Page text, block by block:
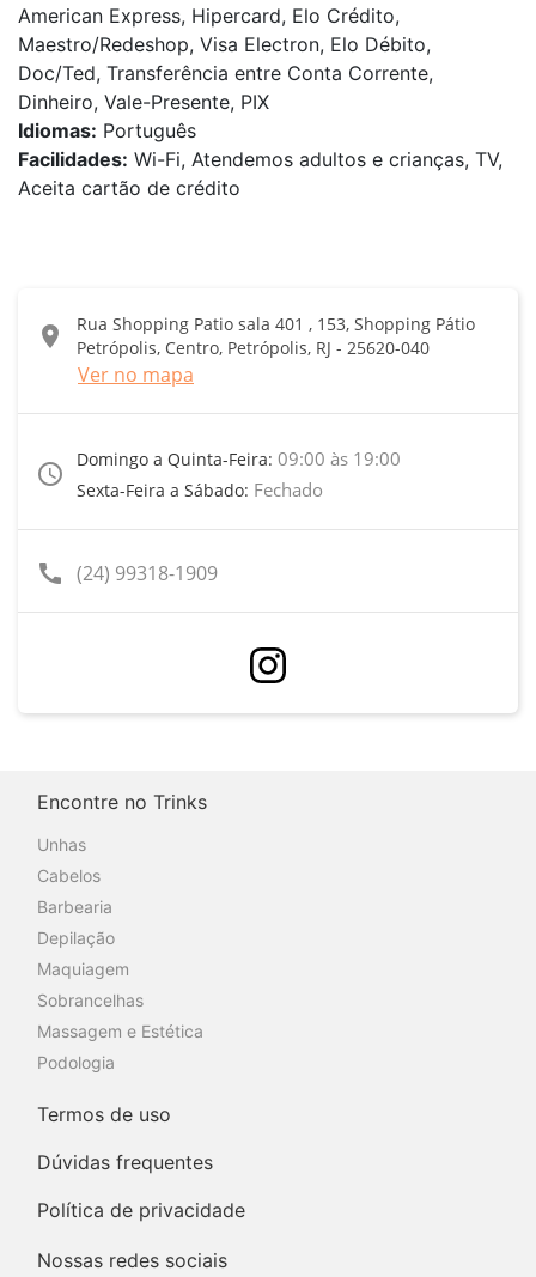
American Express, Hipercard, Elo Crédito,
Maestro/Redeshop, Visa Electron, Elo Débito,
Doc/Ted, Transferência entre Conta Corrente,
Dinheiro, Vale-Presente, PIX
Idiomas: Português
Facilidades: Wi-Fi, Atendemos adultos e crianças, TV,
Aceita cartão de crédito
location_on
Rua Shopping Patio sala 401 , 153, Shopping Pátio
Petrópolis, Centro, Petrópolis, RJ - 25620-040
Ver no mapa
access_time
Domingo a Quinta-Feira: 09:00 às 19:00
Sexta-Feira a Sábado: Fechado
call (24) 99318-1909
Encontre no Trinks
Unhas
Cabelos
Barbearia
Depilação
Maquiagem
Sobrancelhas
Massagem e Estética
Podologia
Termos de uso
Dúvidas frequentes
Política de privacidade
Nossas redes sociais